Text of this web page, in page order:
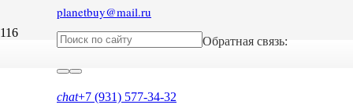
planetbuy@mail.ru
chat+7 (931) 577-34-32
Обратная связь: